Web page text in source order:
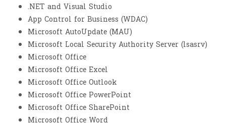
.NET and Visual Studio
App Control for Business (WDAC)
Microsoft AutoUpdate (MAU)
Microsoft Local Security Authority Server (lsasrv)
Microsoft Office
Microsoft Office Excel
Microsoft Office Outlook
Microsoft Office PowerPoint
Microsoft Office SharePoint
Microsoft Office Word